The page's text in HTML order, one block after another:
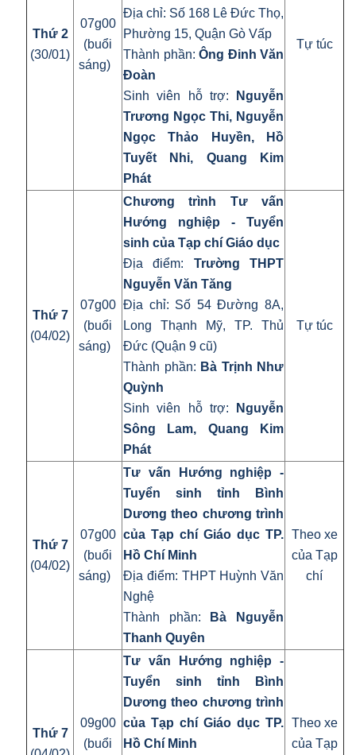
Thứ 2
(30/01)
07g00
(buổi
sáng)
Địa chỉ: Số 168 Lê Đức Thọ,
Phường 15, Quận Gò Vấp
Thành phần: Ông Đinh Văn
Đoàn
Sinh viên hỗ trợ:
Nguyễn
Trương Ngọc Thi, Nguyễn
Ngọc Thảo Huyền, Hồ
Tuyết Nhi, Quang Kim
Phát
Tự túc
Thứ 7
(04/02)
07g00
(buổi
sáng)
Chương trình Tư vấn
Hướng nghiệp - Tuyển
sinh của Tạp chí Giáo dục
Địa điểm: Trường THPT
Nguyễn Văn Tăng
Địa chỉ: Số 54 Đường 8A,
Long Thạnh Mỹ, TP. Thủ
Đức (Quận 9 cũ)
Thành phần: Bà Trịnh Như
Quỳnh
Sinh viên hỗ trợ:
Nguyễn
Sông Lam, Quang Kim
Phát
Tự túc
Thứ 7
(04/02)
07g00
(buổi
sáng)
Tư vấn Hướng nghiệp -
Tuyển sinh tỉnh Bình
Dương theo chương trình
của Tạp chí Giáo dục TP.
Hồ Chí Minh
Địa điểm: THPT Huỳnh Văn
Nghệ
Thành phần:
Bà Nguyễn
Thanh Quyên
Theo xe
của Tạp
chí
Thứ 7
09g00
(buổi
Tư vấn Hướng nghiệp -
Tuyển sinh tỉnh Bình
Dương theo chương trình
của Tạp chí Giáo dục TP.
Hồ Chí Minh
Theo xe
của Tạp